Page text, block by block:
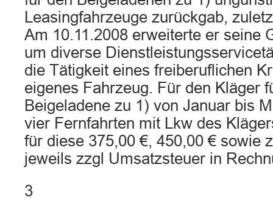
Leasingfahrzeuge zurückgab,
Am 10.11.2008 erweiterte er seine
um diverse
die Tätigkeit eines freiberuflichen
eigenes Fahrzeug. Für den Kläger
Beigeladene zu 1) von Januar bis
vier Fernfahrten mit Lkw des
für diese 375,00 €, 450,00 € sowie
jeweils zzgl Umsatzsteuer in
3